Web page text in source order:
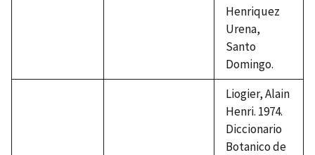
Henriquez
Urena,
Santo
Domingo.
Liogier, Alain
Henri. 1974.
Diccionario
Botanico de